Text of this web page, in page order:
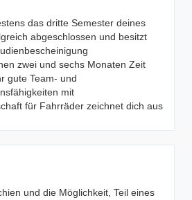
das dritte Semester deines
abgeschlossen und besitzt
zwei und sechs Monaten Zeit
gute Team- und
mit
für Fahrräder zeichnet dich aus
und die Möglichkeit, Teil eines